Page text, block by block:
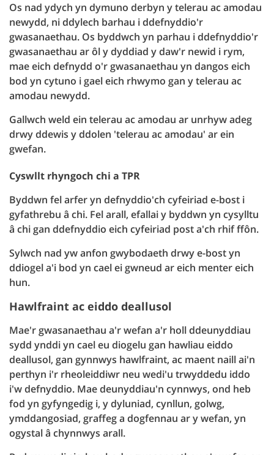
Os nad ydych yn dymuno derbyn y telerau ac amodau
newydd, ni ddylech barhau i ddefnyddio'r
gwasanaethau. Os byddwch yn parhau i ddefnyddio'r
gwasanaethau ar ôl y dyddiad y daw'r newid i rym,
mae eich defnydd o'r gwasanaethau yn dangos eich
bod yn cytuno i gael eich rhwymo gan y telerau ac
amodau newydd.
Gallwch weld ein telerau ac amodau ar unrhyw adeg
drwy ddewis y ddolen 'telerau ac amodau' ar ein
gwefan.
Cyswllt rhyngoch chi a TPR
Byddwn fel arfer yn defnyddio'ch cyfeiriad e-bost i
gyfathrebu â chi. Fel arall, efallai y byddwn yn cysylltu
â chi gan ddefnyddio eich cyfeiriad post a'ch rhif ffôn.
Sylwch nad yw anfon gwybodaeth drwy e-bost yn
ddiogel a'i bod yn cael ei gwneud ar eich menter eich
hun.
Hawlfraint ac eiddo deallusol
Mae'r gwasanaethau a'r wefan a'r holl ddeunyddiau
sydd ynddi yn cael eu diogelu gan hawliau eiddo
deallusol, gan gynnwys hawlfraint, ac maent naill ai'n
perthyn i'r rheoleiddiwr neu wedi'u trwyddedu iddo
i'w defnyddio. Mae deunyddiau'n cynnwys, ond heb
fod yn gyfyngedig i, y dyluniad, cynllun, golwg,
ymddangosiad, graffeg a dogfennau ar y wefan, yn
ogystal â chynnwys arall.